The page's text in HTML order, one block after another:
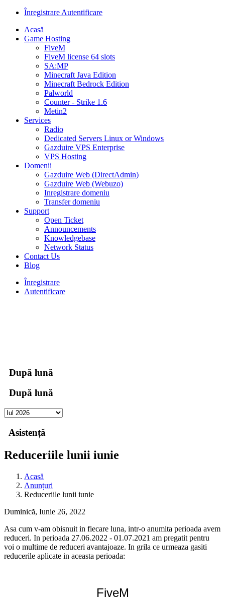
Înregistrare Autentificare
Acasă
Game Hosting
FiveM
FiveM license 64 slots
SA:MP
Minecraft Java Edition
Minecraft Bedrock Edition
Palworld
Counter - Strike 1.6
Metin2
Services
Radio
Dedicated Servers Linux or Windows
Gazduire VPS Enterprise
VPS Hosting
Domenii
Gazduire Web (DirectAdmin)
Gazduire Web (Webuzo)
Inregistrare domeniu
Transfer domeniu
Support
Open Ticket
Announcements
Knowledgebase
Network Status
Contact Us
Blog
Înregistrare
Autentificare
După lună
După lună
Asistență
Reduceriile lunii iunie
Acasă
Anunțuri
Reduceriile lunii iunie
Duminică, Iunie 26, 2022
Asa cum v-am obisnuit in fiecare luna, intr-o anumita perioada avem
reduceri. In perioada 27.06.2022 - 01.07.2021 am pregatit pentru
voi o multime de reduceri avantajoaze. In grila ce urmeaza gasiti
reducerile aplicate in aceasta perioada:
FiveM